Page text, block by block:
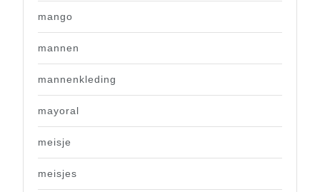
mango
mannen
mannenkleding
mayoral
meisje
meisjes